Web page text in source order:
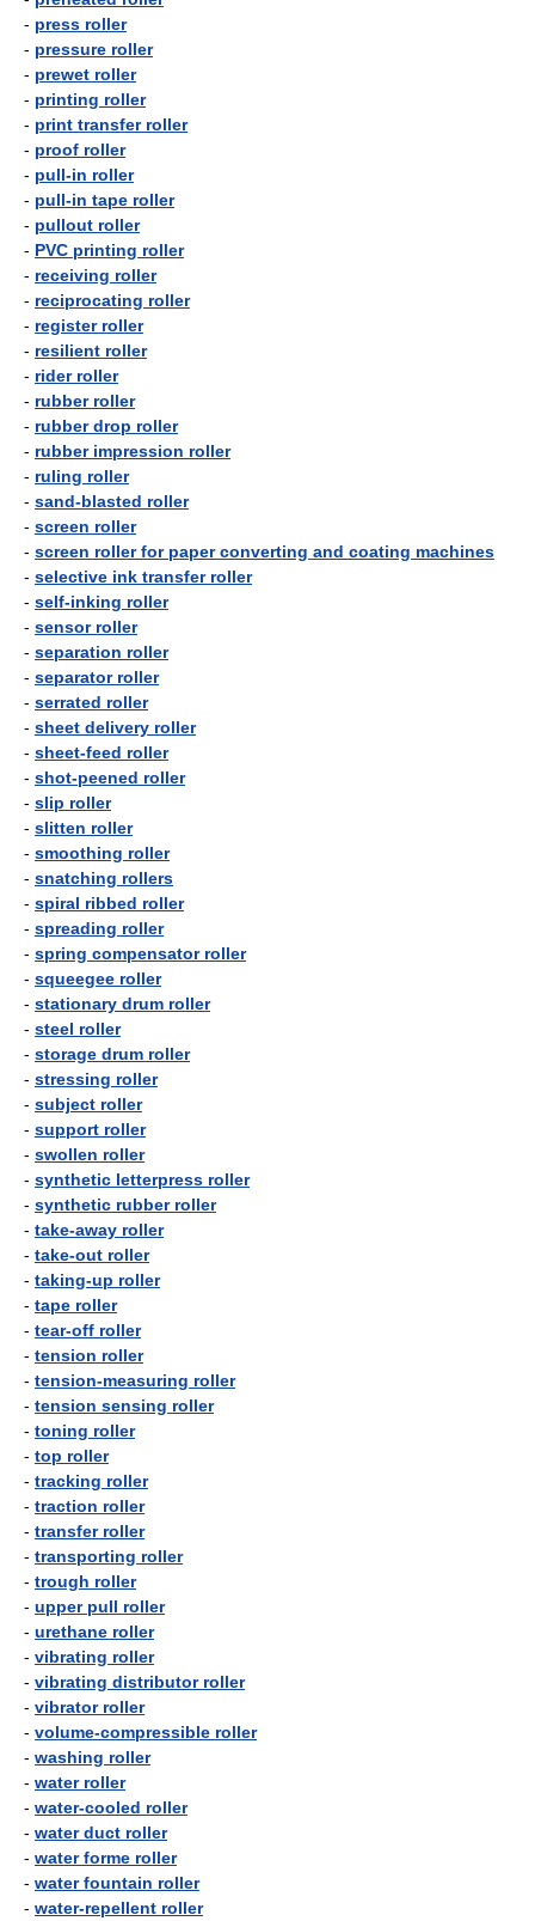
- press roller
- pressure roller
- prewet roller
- printing roller
- print transfer roller
- proof roller
- pull-in roller
- pull-in tape roller
- pullout roller
- PVC printing roller
- receiving roller
- reciprocating roller
- register roller
- resilient roller
- rider roller
- rubber roller
- rubber drop roller
- rubber impression roller
- ruling roller
- sand-blasted roller
- screen roller
- screen roller for paper converting and coating machines
- selective ink transfer roller
- self-inking roller
- sensor roller
- separation roller
- separator roller
- serrated roller
- sheet delivery roller
- sheet-feed roller
- shot-peened roller
- slip roller
- slitten roller
- smoothing roller
- snatching rollers
- spiral ribbed roller
- spreading roller
- spring compensator roller
- squeegee roller
- stationary drum roller
- steel roller
- storage drum roller
- stressing roller
- subject roller
- support roller
- swollen roller
- synthetic letterpress roller
- synthetic rubber roller
- take-away roller
- take-out roller
- taking-up roller
- tape roller
- tear-off roller
- tension roller
- tension-measuring roller
- tension sensing roller
- toning roller
- top roller
- tracking roller
- traction roller
- transfer roller
- transporting roller
- trough roller
- upper pull roller
- urethane roller
- vibrating roller
- vibrating distributor roller
- vibrator roller
- volume-compressible roller
- washing roller
- water roller
- water-cooled roller
- water duct roller
- water forme roller
- water fountain roller
- water-repellent roller